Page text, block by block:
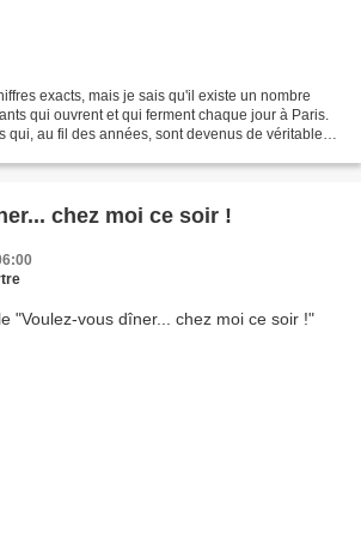
exacts, mais je sais qu'il existe un nombre
qui ouvrent et qui ferment chaque jour à Paris.
qui, au fil des années, sont devenus de véritables
chez moi ce soir !